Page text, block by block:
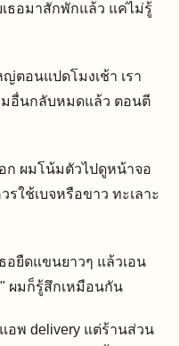
ธอมาสักพักแล้ว แค่ไม่รู้
ตอนแปดโมงเช้า เรา
มอื่นกลับหมดแล้ว ตอนตี
ก ผมโน้มตัวไปดูหน้าจอ
รใช้เบจหรือขาว ทะเลาะ
อยืดแขนยาวๆ แล้วเอน
ผมก็รู้สึกเหมือนกัน
อพ delivery แต่ร้านส่วน